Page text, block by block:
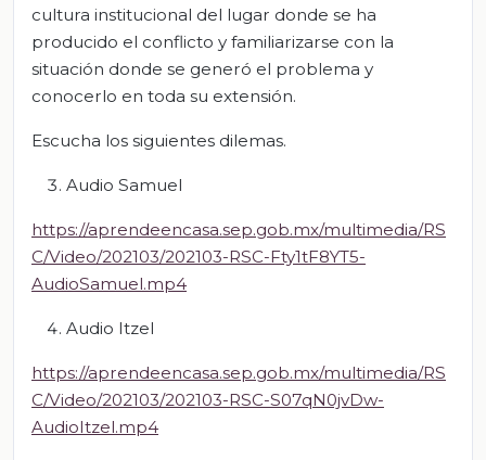
cultura institucional del lugar donde se ha
producido el conflicto y familiarizarse con la
situación donde se generó el problema y
conocerlo en toda su extensión.
Escucha los siguientes dilemas.
Audio Samuel
https://aprendeencasa.sep.gob.mx/multimedia/RS
C/Video/202103/202103-RSC-Fty1tF8YT5-
AudioSamuel.mp4
Audio Itzel
https://aprendeencasa.sep.gob.mx/multimedia/RS
C/Video/202103/202103-RSC-S07qN0jvDw-
AudioItzel.mp4